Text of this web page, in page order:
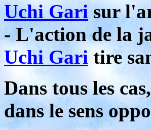
Uchi Garisur
- L'action de la
Uchi Gari tire
Dans tous les
dans le sens